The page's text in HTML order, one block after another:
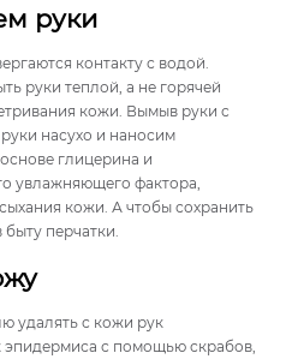
руки
контакту с водой.
руки теплой, а не горячей
кожи. Вымыв руки с
насухо и наносим
глицерина и
увлажняющего фактора,
кожи. А чтобы сохранить
перчатки.
удалять с кожи рук
с помощью скрабов,